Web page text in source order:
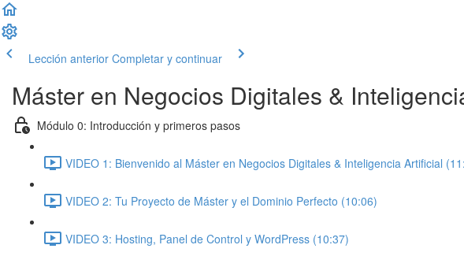
Lección anterior Completar y continuar
Máster en Negocios Digitales &
Módulo 0: Introducción y primeros pasos
VIDEO 1: Bienvenido al Máster en Negocios Digitales & Inteligencia Artificial
VIDEO 2: Tu Proyecto de Máster y el Dominio Perfecto (10:06)
VIDEO 3: Hosting, Panel de Control y WordPress (10:37)